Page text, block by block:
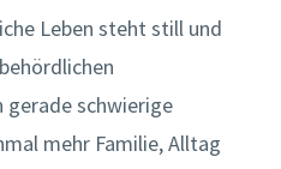
Leben steht still und
gerade schwierige
mehr Familie, Alltag